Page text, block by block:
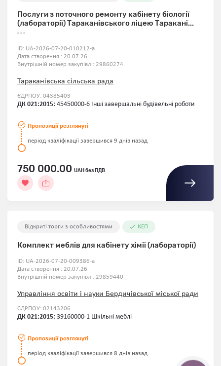
Послуги з поточного ремонту кабінету біології
(лабораторії) Тараканівського ліцею Таракані...
ID: UA-2026-07-20-010212-a
Дата створення : 20.07.26
Внутрішній номер закупівлі: 29860274
Тараканівська сільська рада
ЄДРПОУ: 04385403
ДК 021:2015: 45450000-6 Інші завершальні будівельні роботи
Пропозиції розглянуті
період кваліфікації завершився 9 днів назад
750 000.00 UAH без ПДВ
Відкриті торги з особливостями КЕП
Комплект меблів для кабінету хімії (лабораторії)
ID: UA-2026-07-20-009386-a
Дата створення : 20.07.26
Внутрішній номер закупівлі: 29859440
Управління освіти і науки Бердичівської міської ради
ЄДРПОУ: 02143206
ДК 021:2015: 39160000-1 Шкільні меблі
Пропозиції розглянуті
період кваліфікації завершився 8 днів назад